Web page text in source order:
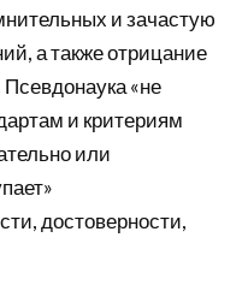
и зачастую
а также отрицание
«не
и критериям
или
достоверности,